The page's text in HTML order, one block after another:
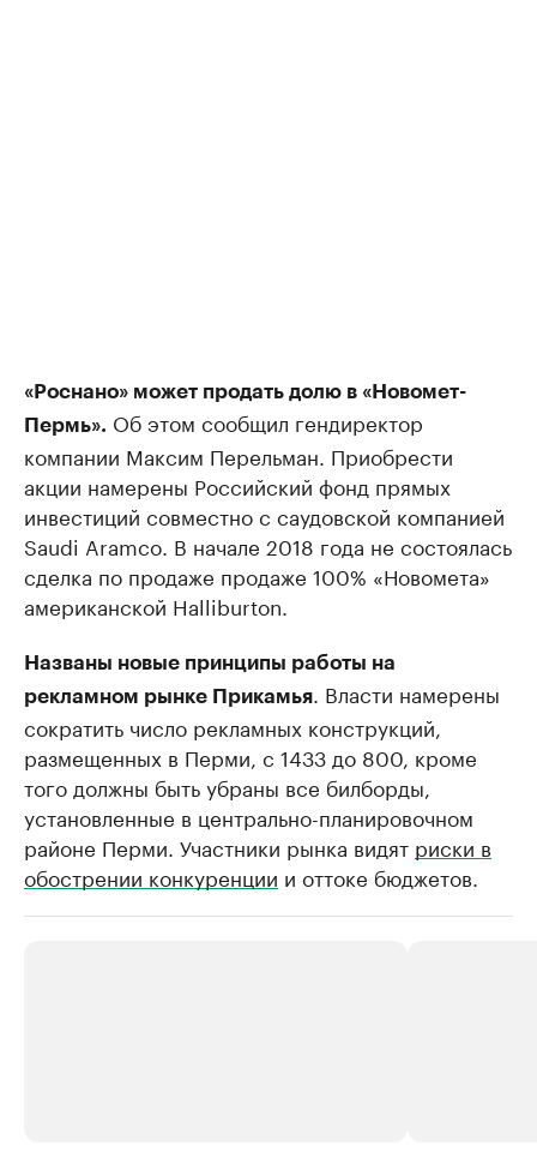
«Роснано» может продать долю в «Новомет-
Пермь». Об этом сообщил гендиректор
компании Максим Перельман. Приобрести
акции намерены Российский фонд прямых
инвестиций совместно с саудовской компанией
Saudi Aramcо. В начале 2018 года не состоялась
сделка по продаже продаже 100% «Новомета»
американской Halliburton.
Названы новые принципы работы на
рекламном рынке Прикамья
. Власти намерены
сократить число рекламных конструкций,
размещенных в Перми, с 1433 до 800, кроме
того должны быть убраны все билборды,
установленные в центрально-планировочном
районе Перми. Участники рынка видят риски в
обострении конкуренции и оттоке бюджетов.